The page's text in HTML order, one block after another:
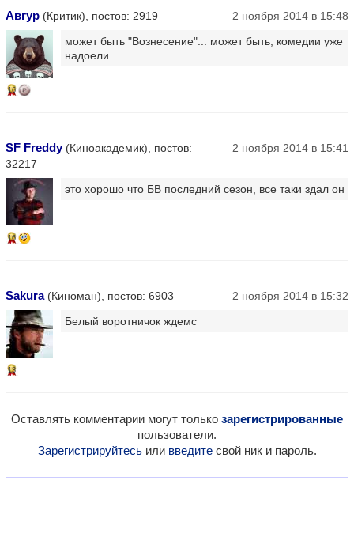
Авгур (Критик), постов: 2919 2 ноября 2014 в 15:48
16
может быть "Вознесение"... может быть, комедии уже
надоели.
SF Freddy(Киноакадемик), постов:
32217
2 ноября 2014 в 15:41
16
это хорошо что БВ последний сезон, все таки здал он
Sakura(Киноман), постов: 6903 2 ноября 2014 в 15:32
13
Белый воротничок ждемс
Оставлять комментарии могут только зарегистрированные
пользователи.
Зарегистрируйтесьили введитесвой ник и пароль.